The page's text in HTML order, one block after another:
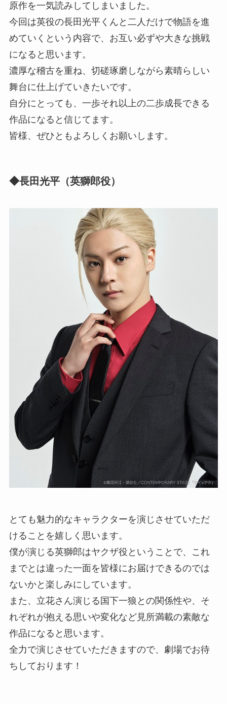
原作を一気読みしてしまいました。
今回は英役の長田光平くんと二人だけで物語を進
めていくという内容で、お互い必ずや大きな挑戦
になると思います。
濃厚な稽古を重ね、切磋琢磨しながら素晴らしい
舞台に仕上げていきたいです。
自分にとっても、一歩それ以上の二歩成長できる
作品になると信じてます。
皆様、ぜひともよろしくお願いします。
◆長田光平（英獅郎役）
とても魅力的なキャラクターを演じさせていただ
けることを嬉しく思います。
僕が演じる英獅郎はヤクザ役ということで、これ
までとは違った一面を皆様にお届けできるのでは
ないかと楽しみにしています。
また、立花さん演じる国下一狼との関係性や、そ
れぞれが抱える思いや変化など見所満載の素敵な
作品になると思います。
全力で演じさせていただきますので、劇場でお待
ちしております！